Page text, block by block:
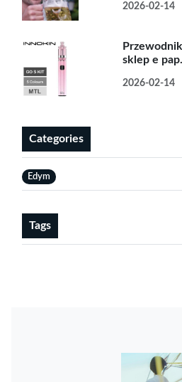
2026-02-14
sklep e
2026-02-14
Categories
Edym
Tags